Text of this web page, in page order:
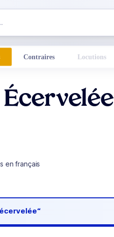
Contraires Locutions
en français